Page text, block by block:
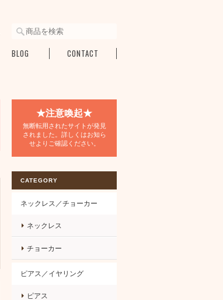
BLOG CONTACT
★注意喚起★
無断転用されたサイトが発見
されました。詳しくはお知ら
せよりご確認ください。
CATEGORY
ネックレス／チョーカー
ネックレス
チョーカー
ピアス／イヤリング
ピアス